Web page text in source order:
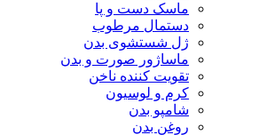
ماسک دست و پا
دستمال مرطوب
ژل شستشوی بدن
ماساژور صورت و بدن
تقویت کننده ناخن
کرم و لوسیون
شامپو بدن
روغن بدن